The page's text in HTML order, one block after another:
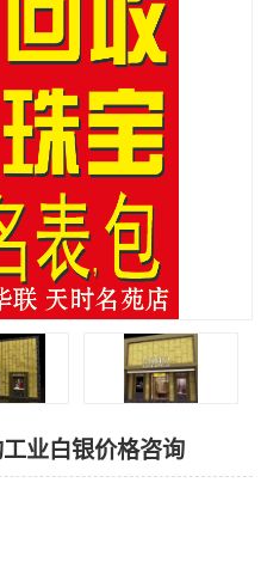
业白银价格咨询